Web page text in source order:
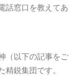
話窓口を教えてあ
（以下の記事をご
鋭集団です。